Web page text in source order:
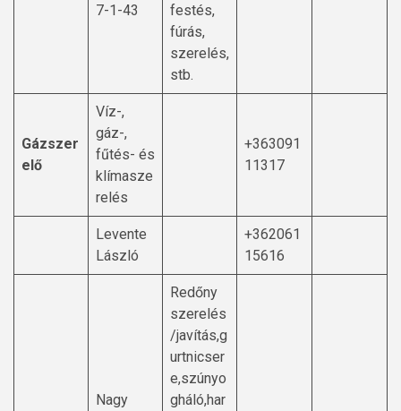
7-1-43
festés,
fúrás,
szerelés,
stb.
Gázszer
elő
Víz-,
gáz-,
fűtés- és
klímasze
relés
+363091
11317
Levente
László
+362061
15616
Nagy
Redőny
szerelés
/javítás,g
urtnicser
e,szúnyo
gháló,har